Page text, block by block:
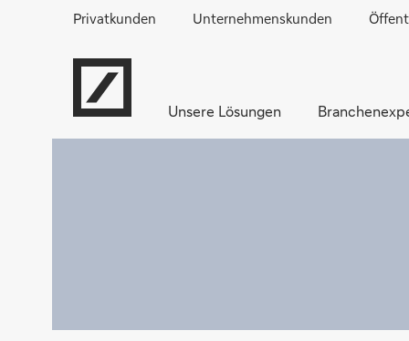
Privatkunden Unternehmenskunden
Unsere Lösungen